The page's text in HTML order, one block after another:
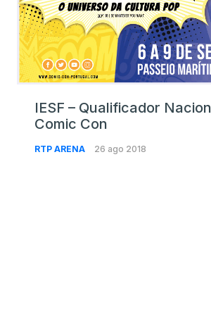
IESF – Qualificador
Comic Con
RTP ARENA 26 ago 2018